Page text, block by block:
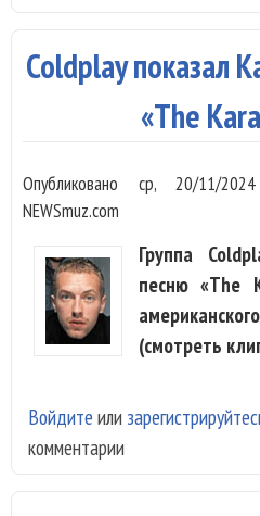
Coldplay показал
«The
Опубликовано ср, 20/11/
NEWSmuz.com
Группа
песню «The
(смотреть
Войдите или
комментарии